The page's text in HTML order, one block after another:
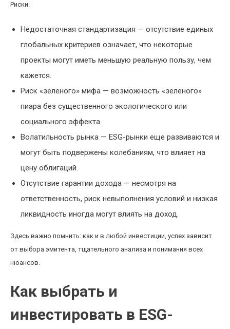
Риски:
Недостаточная стандартизация — отсутствие единых
глобальных критериев означает, что некоторые
проекты могут иметь меньшую реальную пользу, чем
кажется.
Риск «зеленого» мифа — возможность «зеленого»
пиара без существенного экологического или
социального эффекта.
Волатильность рынка — ESG-рынки еще развиваются и
могут быть подвержены колебаниям, что влияет на
цену облигаций.
Отсутствие гарантии дохода — несмотря на
ответственность, риск невыполнения условий и низкая
ликвидность иногда могут влиять на доход.
Здесь важно помнить: как и в любой инвестиции, успех зависит
от выбора эмитента, тщательного анализа и понимания всех
нюансов.
Как выбрать и
инвестировать в ESG-